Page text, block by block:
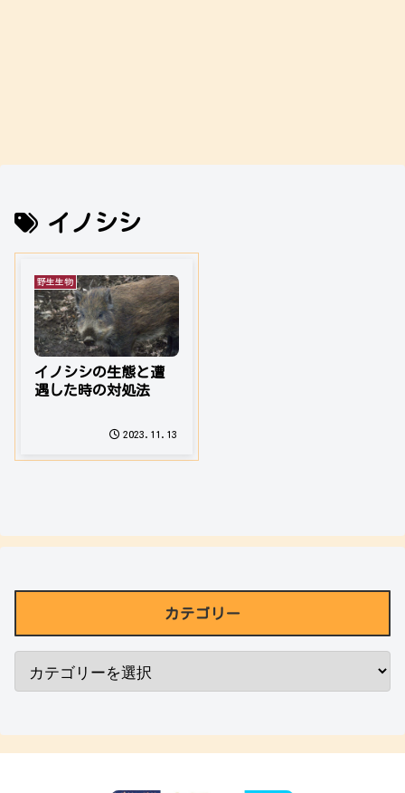
イノシシ
野生生物
イノシシの生態と遭
遇した時の対処法
2023.11.13
カテゴリー